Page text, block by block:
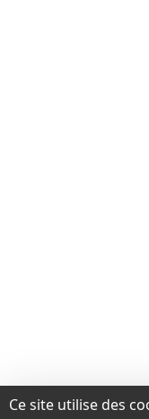
Ce site utilise des